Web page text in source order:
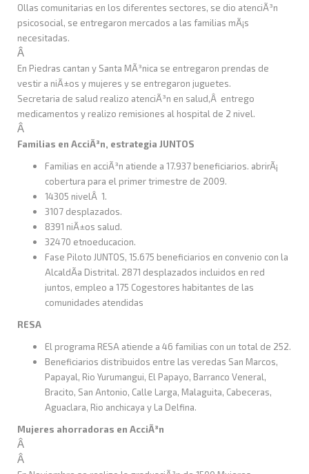
Ollas comunitarias en los diferentes sectores, se dio atenciÃ³n
psicosocial, se entregaron mercados a las familias mÃ¡s
necesitadas.
Â
En Piedras cantan y Santa MÃ³nica se entregaron prendas de
vestir a niÃ±os y mujeres y se entregaron juguetes.
Secretaria de salud realizo atenciÃ³n en salud,Â entrego
medicamentos y realizo remisiones al hospital de 2 nivel.
Â
Familias en AcciÃ³n, estrategia JUNTOS
Familias en acciÃ³n atiende a 17.937 beneficiarios. abrirÃ¡
cobertura para el primer trimestre de 2009.
14305 nivelÂ 1.
3107 desplazados.
8391 niÃ±os salud.
32470 etnoeducacion.
Fase Piloto JUNTOS, 15.675 beneficiarios en convenio con la
AlcaldÃ­a Distrital. 2871 desplazados incluidos en red
juntos, empleo a 175 Cogestores habitantes de las
comunidades atendidas
RESA
El programa RESA atiende a 46 familias con un total de 252.
Beneficiarios distribuidos entre las veredas San Marcos,
Papayal, Rio Yurumangui, El Papayo, Barranco Veneral,
Bracito, San Antonio, Calle Larga, Malaguita, Cabeceras,
Aguaclara, Rio anchicaya y La Delfina.
Mujeres ahorradoras en AcciÃ³n
Â
Â